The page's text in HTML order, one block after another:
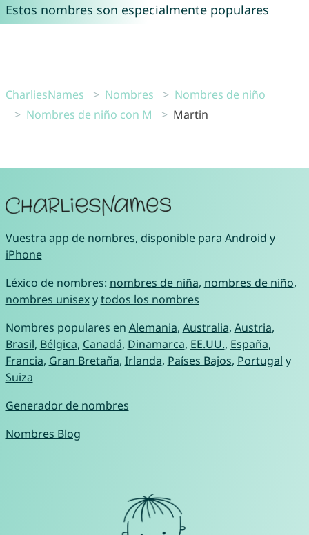
Estos nombres son especialmente populares
CharliesNames Nombres
Nombres de niño
Nombres de niño con M
Martin
Vuestra app de nombres, disponible para Android y
iPhone
Léxico de nombres: nombres de niña, nombres de niño,
nombres unisexytodos los nombres
Nombres populares en Alemania, Australia, Austria,
Brasil, Bélgica, Canadá, Dinamarca, EE.UU., España,
Francia, Gran Bretaña, Irlanda, Países Bajos, Portugal y
Suiza
Generador de nombres
Nombres Blog